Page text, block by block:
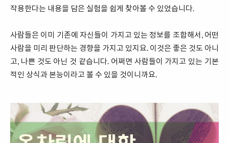
작용한다는 내용을 담은 실험을 쉽게 찾아볼 수 있었습니다.
사람들은 이미 기존에 자신들이 가지고 있는 정보를 조합해서, 어떤
사람을 미리 판단하는 경향을 가지고 있지요. 이것은 좋은 것도 아니
고, 나쁜 것도 아닌 것 같습니다. 어쩌면 사람들이 가지고 있는 기본
적인 상식과 본능이라고 볼 수 있을 것이니까요.